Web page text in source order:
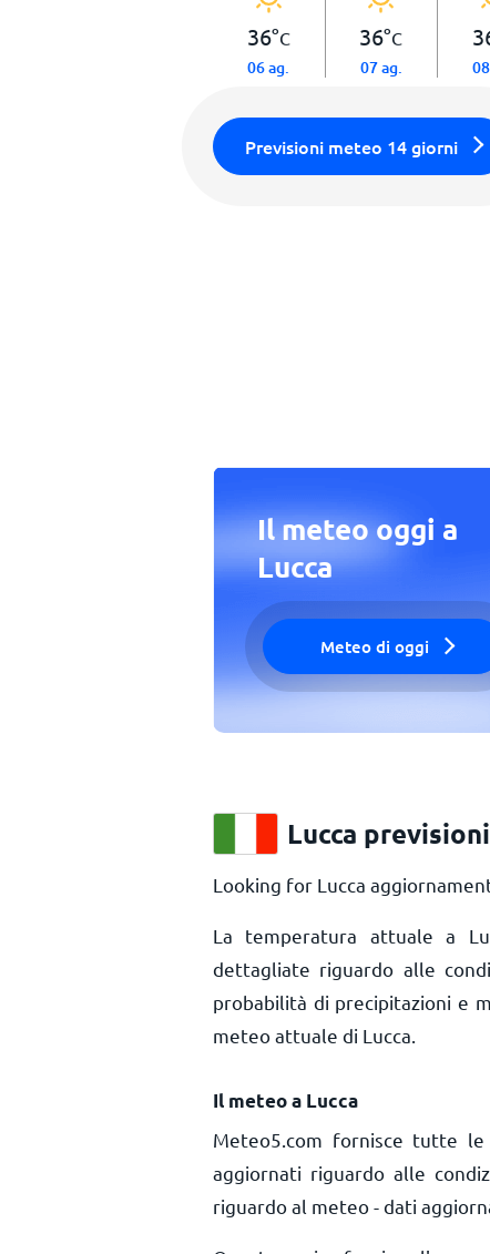
36°C
06 ag.
36°C
07 ag.
Previsioni meteo 14 giorni
Il meteo oggi a
Lucca
Meteo di oggi
Lucca
Looking for Lucca
La temperatura attuale a
dettagliate riguardo alle
probabilità di precipitazioni e
meteo attuale di Lucca.
Il meteo a Lucca
Meteo5.com fornisce tutte le
aggiornati riguardo alle
riguardo al meteo - dati